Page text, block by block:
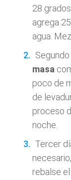
28
agrega
agua.
masa
poco de
de
proceso
noche.
Tercer
rebalse